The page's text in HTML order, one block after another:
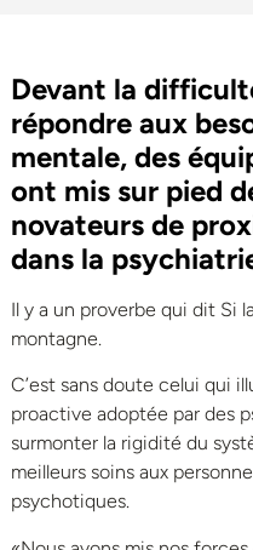
Devant la
répondre aux
mentale, des
ont mis sur pied
novateurs de
dans la
Il y a un proverbe qui dit Si
montagne.
C’est sans doute celui qui
proactive adoptée par des
surmonter la rigidité du
meilleurs soins aux
psychotiques.